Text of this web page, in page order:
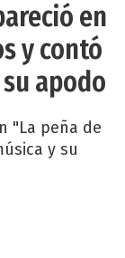
en
y contó
apodo
"La peña de
y su